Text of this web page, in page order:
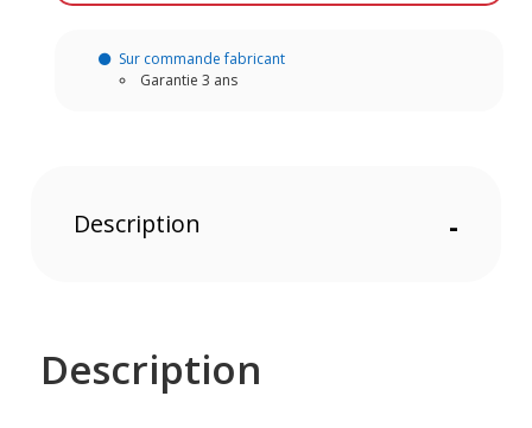
Sur commande fabricant
Garantie 3 ans
Description -
Description